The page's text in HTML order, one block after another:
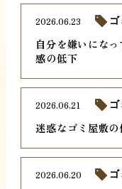
自分を嫌いにな
感の低下
2026.06.23 ゴ
迷惑なゴミ屋敷
2026.06.21 ゴ
2026.06.20 ゴ